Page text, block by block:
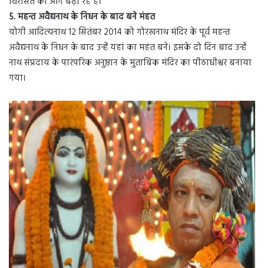
5. महन्त अवैद्यनाथ के निधन के बाद बने मंहत
योगी आदित्यनाथ 12 सितंबर 2014 को गोरखनाथ मंदिर के पूर्व महन्त
अवैद्यनाथ के निधन के बाद उन्हेंं यहां का महंत बने। इसके दो दिन बाद उन्हेंं
नाथ संप्रदाय के पारंपरिक अनुष्ठान के मुताबिक मंदिर का पीठाधीश्वर बनाया
गया।